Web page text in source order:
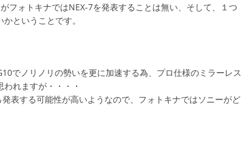
ォトキナではNEX-7を発表することは無い、そして、１つ
ということです。
でノリノリの勢いを更に加速する為、プロ仕様のミラーレス
れますが・・・・
表する可能性が高いようなので、フォトキナではソニーがど